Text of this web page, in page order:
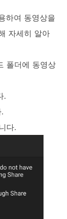
하여 동영상을
자세히 알아
폴더에 동영상
.
다.